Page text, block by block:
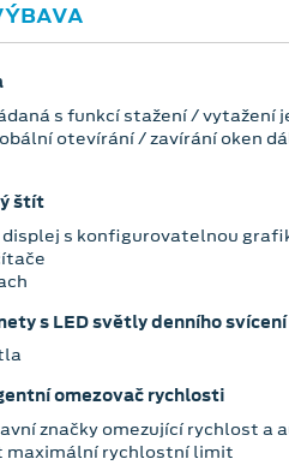
s funkcí stažení / vytažení
otevírání / zavírání oken
štít
displej s konfigurovatelnou
s LED světly denního svícení
omezovač rychlosti
značky omezující rychlost a
maximální rychlostní limit